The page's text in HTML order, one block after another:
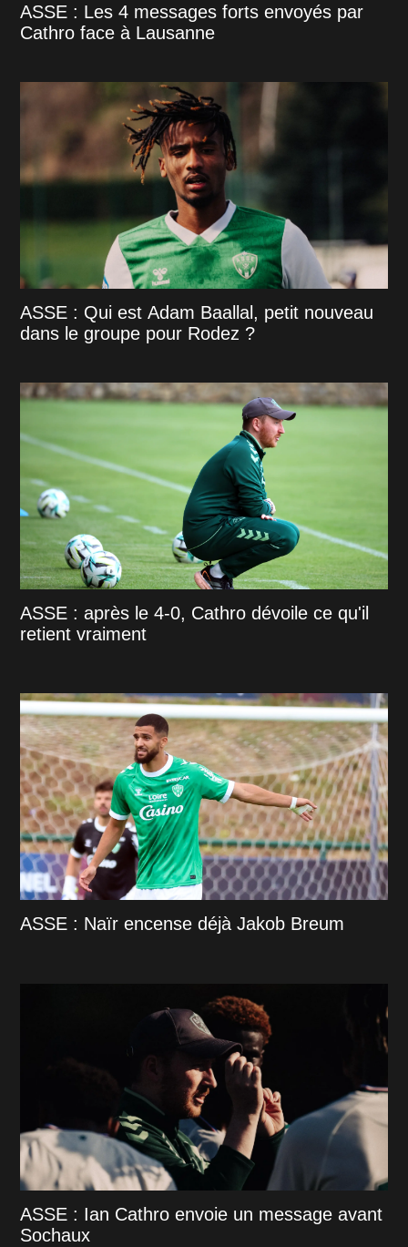
ASSE : Les 4 messages forts envoyés par
Cathro face à Lausanne
ASSE : Qui est Adam Baallal, petit nouveau
dans le groupe pour Rodez ?
ASSE : après le 4-0, Cathro dévoile ce qu'il
retient vraiment
ASSE : Naïr encense déjà Jakob Breum
ASSE : Ian Cathro envoie un message avant
Sochaux